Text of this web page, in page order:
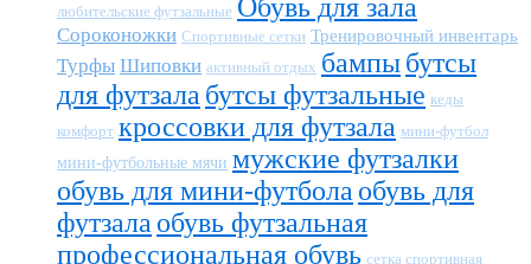
любительские футзальные Обувь для зала
Сороконожки Спортивные сетки Тренировочный инвентарь
Турфы Шиповки активный отдых бампыбутсы
для футзала бутсы футзальные кеды
комфорт кроссовки для футзала мини-футбол
мини-футбольные мячи мужские футзалки
обувь для мини-футбола обувь для
футзала обувь футзальная
профессиональная обувь сетка спортивная